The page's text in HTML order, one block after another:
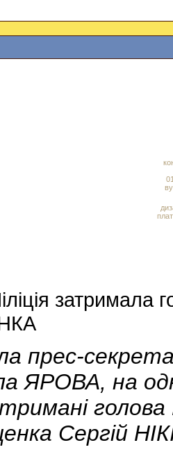
затримала
прес-
ЯРОВА, на
Сергій